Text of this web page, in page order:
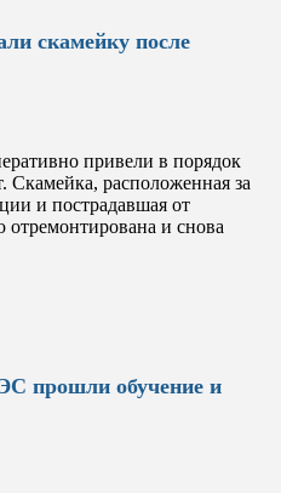
скамейку после
привели в порядок
расположенная за
и пострадавшая от
отремонтирована и снова
прошли обучение и